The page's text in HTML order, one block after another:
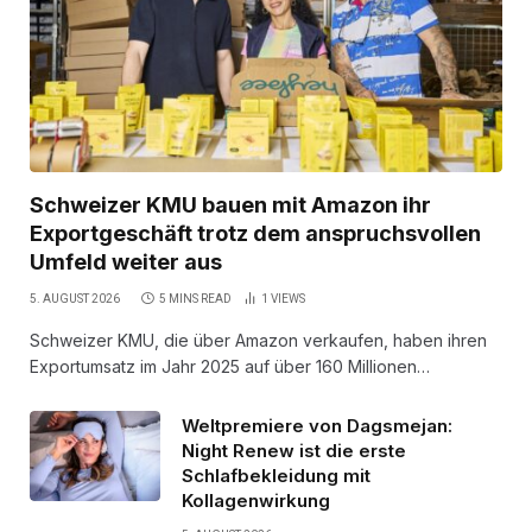
Schweizer KMU bauen mit Amazon ihr
Exportgeschäft trotz dem anspruchsvollen
Umfeld weiter aus
5. AUGUST 2026 5 MINS READ 1 VIEWS
Schweizer KMU, die über Amazon verkaufen, haben ihren
Exportumsatz im Jahr 2025 auf über 160 Millionen…
Weltpremiere von Dagsmejan:
Night Renew ist die erste
Schlafbekleidung mit
Kollagenwirkung